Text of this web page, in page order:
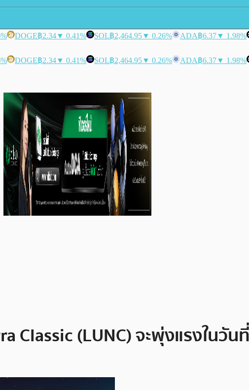
DOGE฿2.34▼ 0.41% SOL฿2,464.95▼ 0.26% ADA฿6.37▼ 1.98%
DOGE฿2.34▼ 0.41% SOL฿2,464.95▼ 0.26% ADA฿6.37▼ 1.98%
Classic (LUNC) จะพุ่งแรงใน